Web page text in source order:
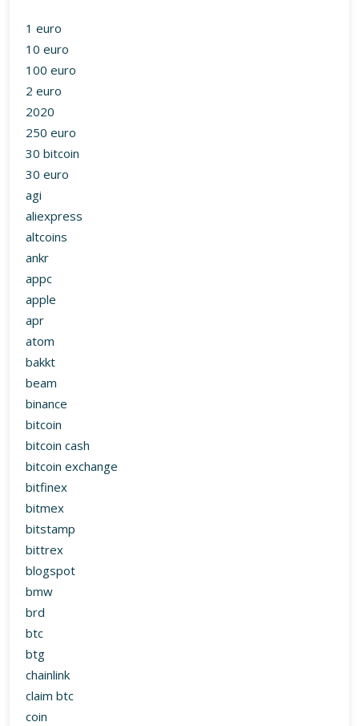
1 euro
10 euro
100 euro
2 euro
2020
250 euro
30 bitcoin
30 euro
agi
aliexpress
altcoins
ankr
appc
apple
apr
atom
bakkt
beam
binance
bitcoin
bitcoin cash
bitcoin exchange
bitfinex
bitmex
bitstamp
bittrex
blogspot
bmw
brd
btc
btg
chainlink
claim btc
coin